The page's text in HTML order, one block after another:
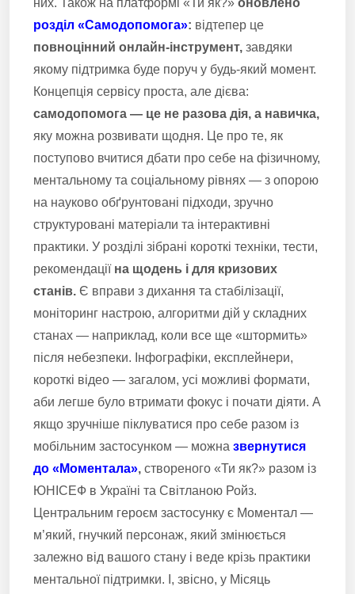
них. Також на платформі «Ти як?» оновлено
розділ «Самодопомога»: відтепер це
повноцінний онлайн-інструмент, завдяки
якому підтримка буде поруч у будь-який момент.
Концепція сервісу проста, але дієва:
самодопомога — це не разова дія, а навичка,
яку можна розвивати щодня. Це про те, як
поступово вчитися дбати про себе на фізичному,
ментальному та соціальному рівнях — з опорою
на науково обґрунтовані підходи, зручно
структуровані матеріали та інтерактивні
практики. У розділі зібрані короткі техніки, тести,
рекомендації на щодень і для кризових
станів. Є вправи з дихання та стабілізації,
моніторинг настрою, алгоритми дій у складних
станах — наприклад, коли все ще «штормить»
після небезпеки. Інфографіки, експлейнери,
короткі відео — загалом, усі можливі формати,
аби легше було втримати фокус і почати діяти. А
якщо зручніше піклуватися про себе разом із
мобільним застосунком — можна звернутися
до «Моментала», створеного «Ти як?» разом із
ЮНІСЕФ в Україні та Світланою Ройз.
Центральним героєм застосунку є Моментал —
м’який, гнучкий персонаж, який змінюється
залежно від вашого стану і веде крізь практики
ментальної підтримки. І, звісно, у Місяць